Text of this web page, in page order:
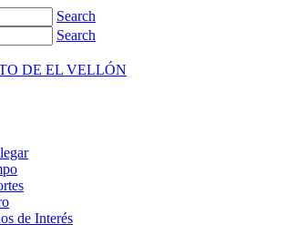
Search
Search
de Interés